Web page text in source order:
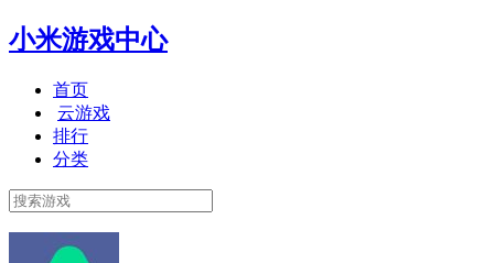
小米游戏中心
首页
云游戏
排行
分类